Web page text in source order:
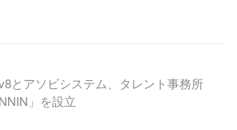
とアソビシステム、タレント事務所
」を設立